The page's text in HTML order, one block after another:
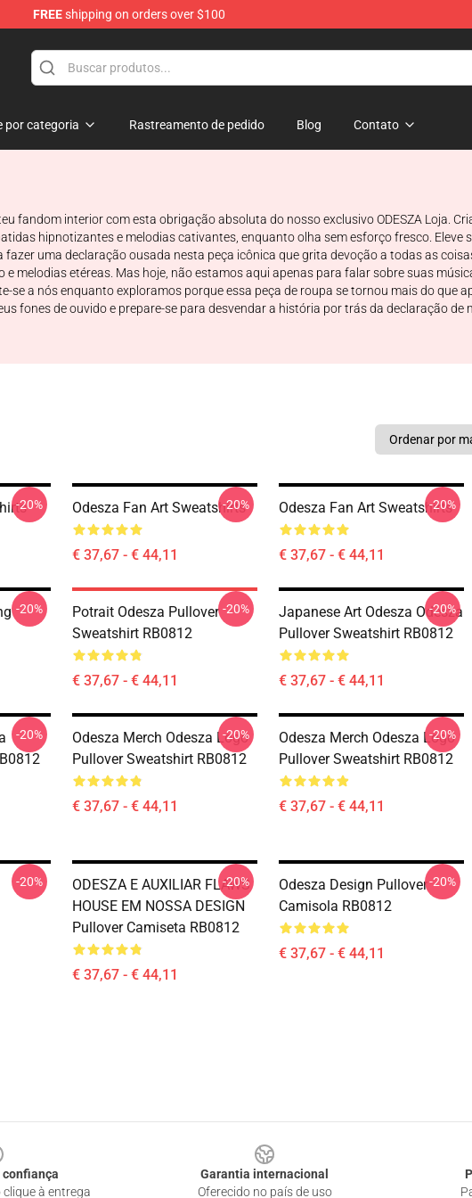
FREEshipping on orders over $100
por categoria Rastreamento de pedido Blog Contato
fandom interior com esta obrigação absoluta do nosso exclusivo ODESZA Loja.
hipnotizantes e melodias cativantes, enquanto olha sem esforço fresco. Eleve
uma declaração ousada nesta peça icônica que grita devoção a todas as
melodias etéreas. Mas hoje, não estamos aqui apenas para falar sobre suas
se a nós enquanto exploramos porque essa peça de roupa se tornou mais do que
fones de ouvido e prepare-se para desvendar a história por trás da declaração de
-20% Odesza Fan Art Sweatshirts
€ 37,67 - € 44,11
-20% Odesza Fan Art Sweatshirts
€ 37,67 - € 44,11
-20%
-20%
Potrait Odesza Pullover
Sweatshirt RB0812
€ 37,67 - € 44,11
-20%
Japanese Art Odesza Odesza
Pullover Sweatshirt RB0812
€ 37,67 - € 44,11
-20%
-20%
Odesza Merch Odesza Logo
Pullover Sweatshirt RB0812
€ 37,67 - € 44,11
-20%
Odesza Merch Odesza Logo
Pullover Sweatshirt RB0812
€ 37,67 - € 44,11
-20%
-20%
ODESZA E AUXILIAR FLAWS
HOUSE EM NOSSA DESIGN
Pullover Camiseta RB0812
€ 37,67 - € 44,11
-20%
Odesza Design Pullover
Camisola RB0812
€ 37,67 - € 44,11
-20%
confiança
à entrega
Garantia internacional
Oferecido no país de uso